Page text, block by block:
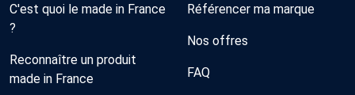
C'est quoi le made in France
?
Reconnaître un produit
made in France
Référencer ma marque
Nos offres
FAQ